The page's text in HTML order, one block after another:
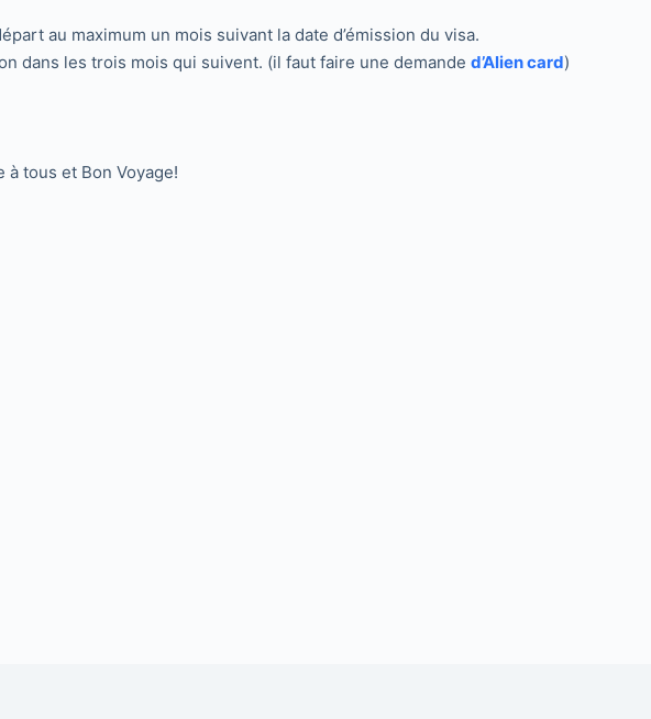
au maximum un mois suivant la date d’émission du visa.
dans les trois mois qui suivent. (il faut faire une demande d’Alien card)
à tous et Bon Voyage!